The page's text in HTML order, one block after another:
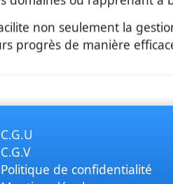
non seulement la
progrès de manière
C.G.U
C.G.V
Politique de confidentialité